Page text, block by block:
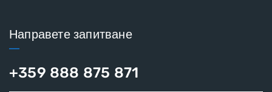
Направете запитване
+359 888 875 871